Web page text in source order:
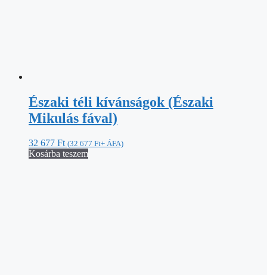
Északi téli kívánságok (Északi
Mikulás fával)
32 677 Ft (32 677 Ft+ ÁFA)
Kosárba teszem